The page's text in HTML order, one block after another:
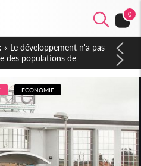
0
combattants issus de
ECONOMIE